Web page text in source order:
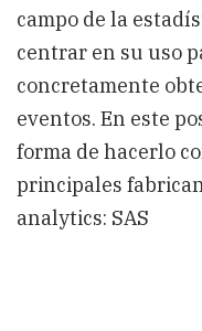
campo de la
centrar en su uso
concretamente
eventos. En este
forma de hacerlo
principales
analytics: SAS